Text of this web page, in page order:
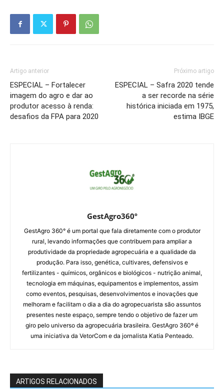
Artigo anterior
ESPECIAL – Fortalecer
imagem do agro e dar ao
produtor acesso à renda:
desafios da FPA para 2020
Próximo artigo
ESPECIAL – Safra 2020 tende
a ser recorde na série
histórica iniciada em 1975,
estima IBGE
GestAgro360º
GestAgro 360° é um portal que fala diretamente com o produtor
rural, levando informações que contribuem para ampliar a
produtividade da propriedade agropecuária e a qualidade da
produção. Para isso, genética, cultivares, defensivos e
fertilizantes - químicos, orgânicos e biológicos - nutrição animal,
tecnologia em máquinas, equipamentos e implementos, assim
como eventos, pesquisas, desenvolvimentos e inovações que
melhoram e facilitam o dia a dia do agropecuarista são assuntos
presentes neste espaço, sempre tendo o objetivo de fazer um
giro pelo universo da agropecuária brasileira. GestAgro 360º é
uma iniciativa da VetorCom e da jornalista Katia Penteado.
ARTIGOS RELACIONADOS